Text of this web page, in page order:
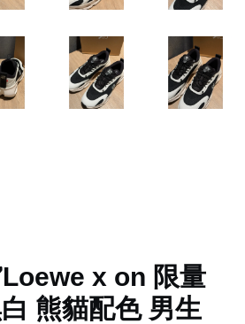
x on 限量
熊貓配色 男生